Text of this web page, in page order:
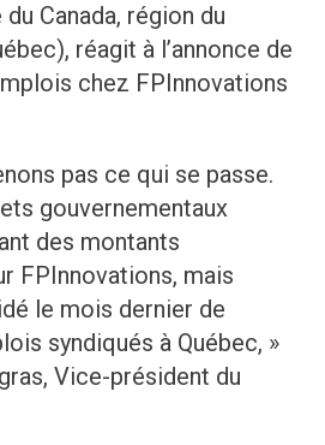
Canada, région du
réagit à l’annonce de
chez FPInnovations
pas ce qui se passe.
gouvernementaux
des montants
FPInnovations, mais
le mois dernier de
syndiqués à Québec, »
Vice-président du